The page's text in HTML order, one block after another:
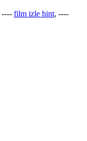
---- film izle hint, ----